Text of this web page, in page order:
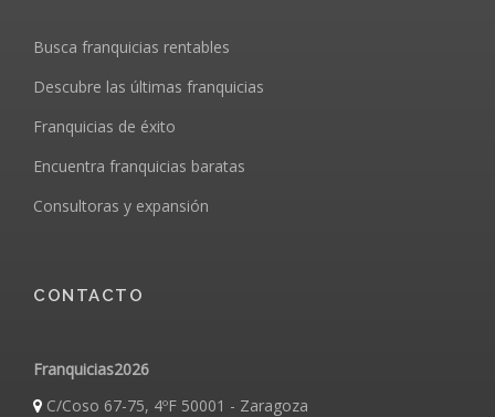
Busca franquicias rentables
Descubre las últimas franquicias
Franquicias de éxito
Encuentra franquicias baratas
Consultoras y expansión
CONTACTO
Franquicias2026
C/Coso 67-75, 4ºF 50001 - Zaragoza